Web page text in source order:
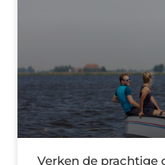
Verken de prachtige